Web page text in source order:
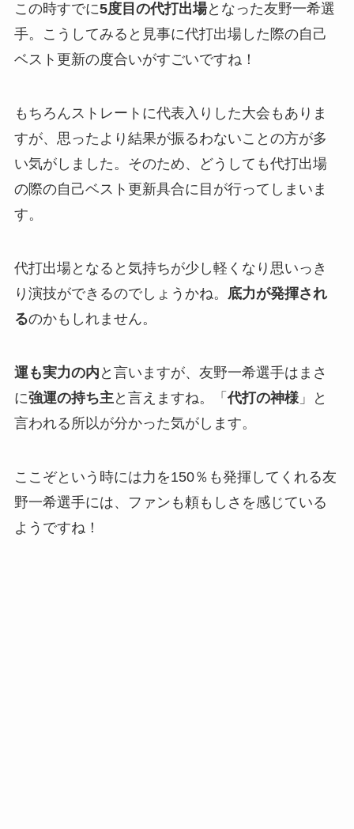
この時すでに5度目の代打出場となった友野一希選
手。こうしてみると見事に代打出場した際の自己
ベスト更新の度合いがすごいですね！
もちろんストレートに代表入りした大会もありま
すが、思ったより結果が振るわないことの方が多
い気がしました。そのため、どうしても代打出場
の際の自己ベスト更新具合に目が行ってしまいま
す。
代打出場となると気持ちが少し軽くなり思いっき
り演技ができるのでしょうかね。 底力が発揮され
るのかもしれません。
運も実力の内 と言いますが、友野一希選手はまさ
に強運の持ち主 と言えますね。「 代打の神様」と
言われる所以が分かった気がします。
ここぞという時には力を150％も発揮してくれる友
野一希選手には、ファンも頼もしさを感じている
ようですね！